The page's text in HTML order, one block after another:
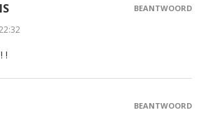
!
BEANTWOORD
BEANTWOORD